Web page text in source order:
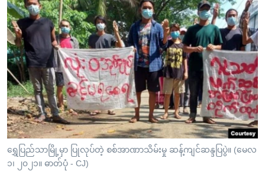
ကျော်
ကြည့်
ရန်
ပင်မ
အ
ညွန်း
စာမျက်နှာ
သို့
ကျော်
ကြည့်
ရန်
အမေရိကန်သုံးအီဒီယံ
မကြေးမုံရဲ့ အင်္ဂလိပ်စာ
ရုပ်ရှင်ထဲက အင်္ဂလိပ်စာ
သုတပဒေသာ အင်္ဂလိပ်စာ
အပတ်စဉ်ကဏ္ဍများ
ရေဒီယို
တီဗွီ
ရေဒီယိုနှင့်ရုပ်သံ အချက်အလက်များ
ရေဒီယို/တီဗွီအစီအစဉ်
Learning English
ဗွီအိုအေ လူမှုကွန်ယက်များ
ရွှေပြည်သာမြို့မှာ ပြုလုပ်တဲ့ စစ်အာဏာသိမ်းမှု ဆန့်ကျင်ဆန္ဒပြပွဲ။ (မေလ
၁၊ ၂၀၂၁။ ဓာတ်ပုံ - CJ)